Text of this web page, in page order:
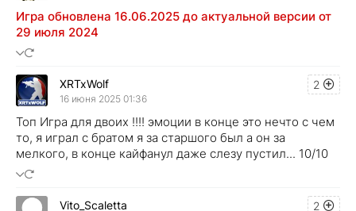
Игра обновлена 16.06.2025 до актуальной версии от
29 июля 2024
2
XRTxWolf
16 июня 2025 01:36
Топ Игра для двоих !!!! эмоции в конце это нечто с чем
то, я играл с братом я за старшого был а он за
мелкого, в конце кайфанул даже слезу пустил... 10/10
2
Vito_Scaletta